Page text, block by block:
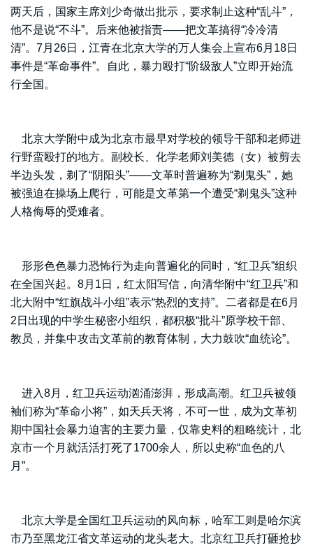
两天后，国家主席刘少奇做出批示，要求制止这种“乱斗”，
他不是说“不斗”。后来他被指责——把文革搞得“冷冷清
清”。7月26日，江青在北京大学的万人集会上宣布6月18日
事件是“革命事件”。自此，暴力殴打“阶级敌人”立即开始流
行全国。
北京大学附中成为北京市最早对学校的领导干部和老师进
行野蛮殴打的地方。副校长、化学老师刘美德（女）被剪去
半边头发，剃了“阴阳头”——文革时普遍称为“剃鬼头”，她
被强迫在操场上爬行，可能是文革第一个遭受“剃鬼头”这种
人格侮辱的受难者。
形形色色暴力恐怖行为走向普遍化的同时，“红卫兵”组织
在全国兴起。8月1日，红太阳写信，向清华附中“红卫兵”和
北大附中“红旗战斗小组”表示“热烈的支持”。二者都是在6月
2日出现的中学生秘密小组织，都积极“批斗”原学校干部、
教员，并集中攻击文革前的教育体制，大力鼓吹“血统论”。
进入8月，红卫兵运动汹涌澎湃，形成高潮。红卫兵被领
袖们称为“革命小将”，如天兵天将，不可一世，成为文革初
期中国社会暴力迫害的主要力量，仅靠史料的粗略统计，北
京市一个月就活活打死了1700余人，所以史称“血色的八
月”。
北京大学是全国红卫兵运动的风向标，哈军工则是哈尔滨
市乃至黑龙江省文革运动的龙头老大。北京红卫兵打砸抢抄